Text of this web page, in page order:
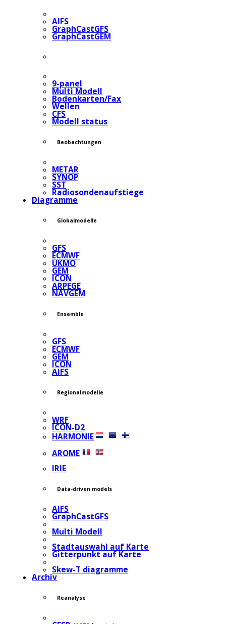
AIFS
GraphCastGFS
GraphCastGEM
9-panel
Multi Modell
Bodenkarten/Fax
Wellen
CFS
Modell status
Beobachtungen
METAR
SYNOP
SST
Radiosondenaufstiege
Diagramme
Globalmodelle
GFS
ECMWF
UKMO
GEM
ICON
ARPEGE
NAVGEM
Ensemble
GFS
ECMWF
GEM
ICON
AIFS
Regionalmodelle
WRF
ICON-D2
HARMONIE
AROME
IRIE
Data-driven models
AIFS
GraphCastGFS
Multi Modell
Stadtauswahl auf Karte
Gitterpunkt auf Karte
Skew-T diagramme
Archiv
Reanalyse